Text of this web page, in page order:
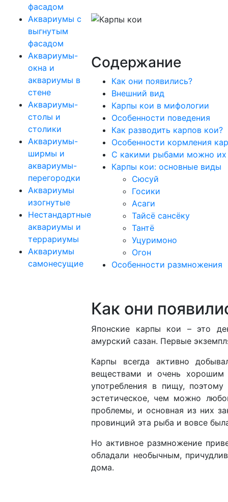
фасадом
Аквариумы с
выгнутым
фасадом
Аквариумы-
окна и
аквариумы в
стене
Аквариумы-
столы и
столики
Аквариумы-
ширмы и
аквариумы-
перегородки
Аквариумы
изогнутые
Нестандартные
аквариумы и
террариумы
Аквариумы
самонесущие
Содержание
Как они появились?
Внешний вид
Карпы кои в мифологии
Особенности поведения
Как разводить карпов кои?
Особенности кормления
С какими рыбами можно их
Карпы кои: основные виды
Сюсуй
Госики
Асаги
Тайсё сансёку
Тантё
Уцуримоно
Огон
Особенности размножения
Как они
Японские карпы кои – это
амурский сазан. Первые
Карпы всегда активно
веществами и очень хорошим
употребления в пищу,
эстетическое, чем можно
проблемы, и основная из них
провинций эта рыба и вовсе
Но активное размножение
обладали необычным,
дома.